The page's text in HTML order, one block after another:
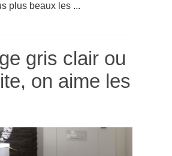
plus beaux les ...
gris clair ou
on aime les